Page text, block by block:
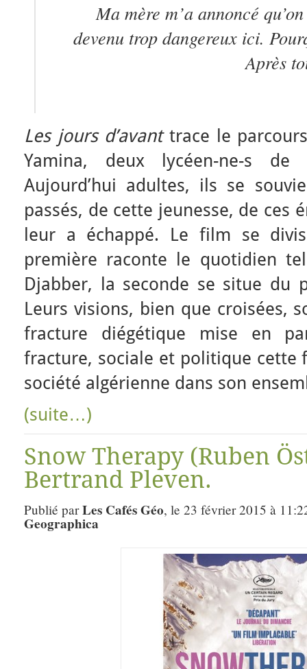
Ma mère m’a annoncé
devenu trop dangereux ici.
Après
Les jours d’avanttrace le
Yamina, deux lycéen-ne-s de
Aujourd’hui adultes, ils se
passés, de cette jeunesse, de ces
leur a échappé. Le film se
première raconte le quotidien
Djabber, la seconde se situe du
Leurs visions, bien que croisées,
fracture diégétique mise en
fracture, sociale et politique cette
société algérienne dans son
(suite…)
Snow Therapy (Ruben
Bertrand Pleven.
Publié parLes Cafés Géo, le 23 février 2015 à
Geographica